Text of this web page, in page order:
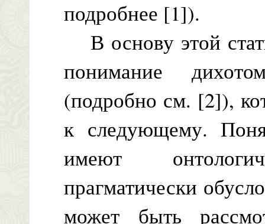
подробнее [1]).
В основу этой
понимание
(подробно см. [2]),
к следующему.
имеют
прагматически
может быть